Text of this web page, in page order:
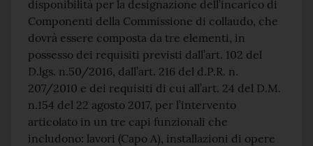
disponibilità per la designazione dell’incarico di
Componenti della Commissione di collaudo, che
dovrà essere composta da tre elementi, in
possesso dei requisiti previsti dall’art. 102 del
D.lgs. n.50/2016, dall’art. 216 del d.P.R. n.
207/2010 e dei requisiti di cui all’art. 24 del D.M.
n.154 del 22 agosto 2017, per l’intervento
articolato in un tre capi funzionali che
includono: lavori (Capo A), installazioni di opere